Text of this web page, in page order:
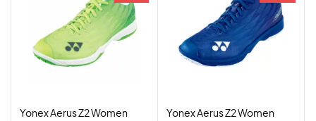
Yonex Aerus Z2 Women
Yonex Aerus Z2 Women